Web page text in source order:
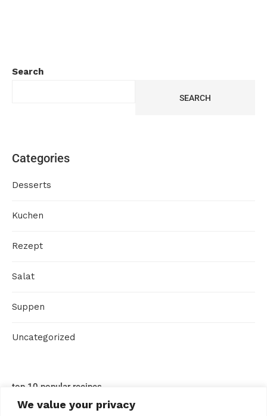
We value your privacy
Search
SEARCH
Categories
Desserts
Kuchen
Rezept
Salat
Suppen
Uncategorized
top 10 popular recipes